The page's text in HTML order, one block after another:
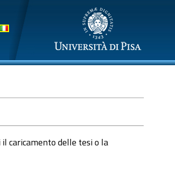
caricamento delle tesi o la